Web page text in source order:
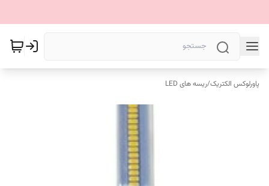
پاورلوکس الکتریک/ریسه های LED